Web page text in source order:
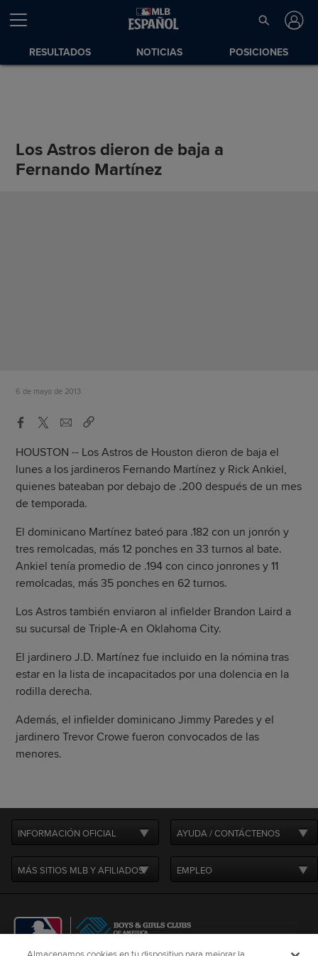
RESULTADOS NOTICIAS POSICIONES
Los Astros dieron de baja a
Fernando Martínez
6 de mayo de 2013
HOUSTON -- Los Astros de Houston dieron de baja el
lunes a los jardineros Fernando Martínez y Rick Ankiel,
quienes bateaban por debajo de .200 después de un mes
de temporada.
El dominicano Martínez bateó para .182 con un jonrón y
tres remolcadas, más 12 ponches en 33 turnos al bate.
Ankiel tenía promedio de .194 con cinco jonrones y 11
remolcadas, más 35 ponches en 62 turnos.
Los Astros también enviaron al infielder Brandon Laird a
su sucursal de Triple-A en Oklahoma City.
El jardinero J.D. Martínez fue incluido en la nómina tras
estar en la lista de incapacitados por una dolencia en la
rodilla derecha.
Además, el infielder dominicano Jimmy Paredes y el
jardinero Trevor Crowe fueron convocados de las
menores.
INFORMACIÓN OFICIAL AYUDA / CONTÁCTENOS
MÁS SITIOS MLB Y AFILIADOS EMPLEO